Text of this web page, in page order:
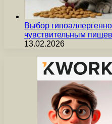
Выбор
чувствительным
13.02.2026